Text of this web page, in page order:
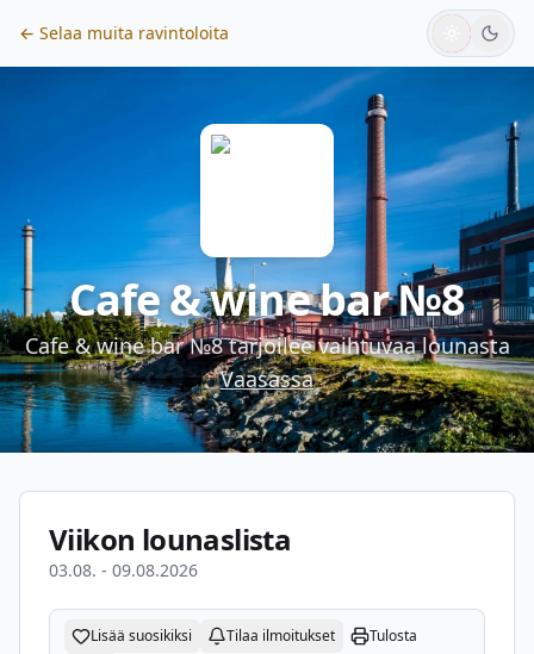
← Selaa muita ravintoloita
Cafe & wine bar №8
Cafe & wine bar №8tarjoilee vaihtuvaa lounasta
Vaasassa
Viikon lounaslista
03.08. - 09.08.2026
Lisää suosikiksi Tilaa ilmoitukset
Tulosta